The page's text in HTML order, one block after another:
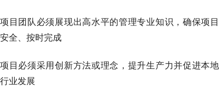
项目团队必须展现出高水平的管理专业知识，确保项目
安全、按时完成
项目必须采用创新方法或理念，提升生产力并促进本地
行业发展